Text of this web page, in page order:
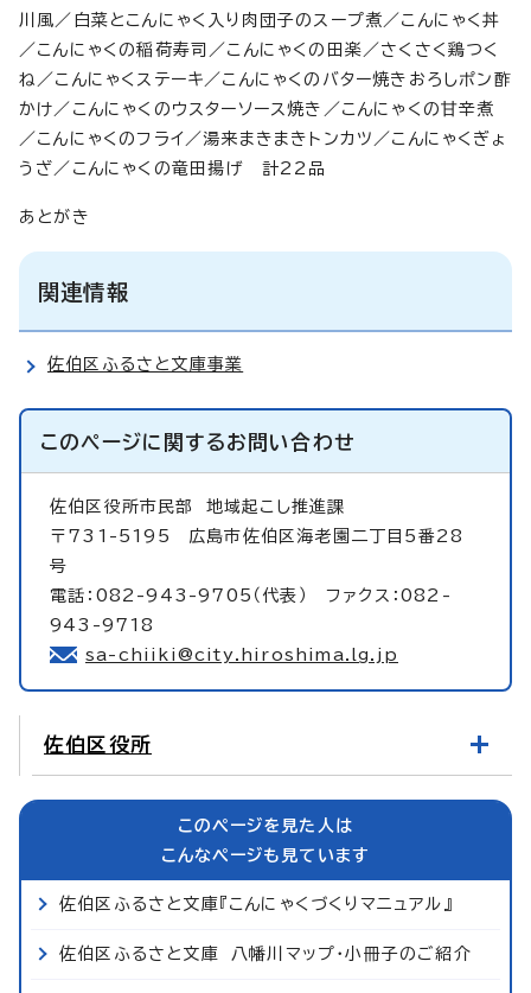
川風／白菜とこんにゃく入り肉団子のスープ煮／こんにゃく丼
／こんにゃくの稲荷寿司／こんにゃくの田楽／さくさく鶏つく
ね／こんにゃくステーキ／こんにゃくのバター焼きおろしポン酢
かけ／こんにゃくのウスターソース焼き／こんにゃくの甘辛煮
／こんにゃくのフライ／湯来まきまきトンカツ／こんにゃくぎょ
うざ／こんにゃくの竜田揚げ 計22品
あとがき
関連情報
佐伯区ふるさと文庫事業
このページに関するお問い合わせ
佐伯区役所市民部 地域起こし推進課
〒731-5195 広島市佐伯区海老園二丁目5番28
号
電話：082-943-9705（代表） ファクス：082-
943-9718
sa-chiiki@city.hiroshima.lg.jp
佐伯区役所
このページを見た人は
こんなページも見ています
佐伯区ふるさと文庫『こんにゃくづくりマニュアル』
佐伯区ふるさと文庫 八幡川マップ・小冊子のご紹介